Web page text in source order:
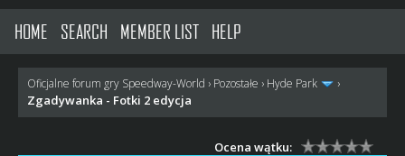
HOME SEARCH MEMBER LIST HELP
Oficjalne forum gry Speedway-World › Pozostałe › Hyde Park ›
Zgadywanka - Fotki 2 edycja
Ocena wątku: